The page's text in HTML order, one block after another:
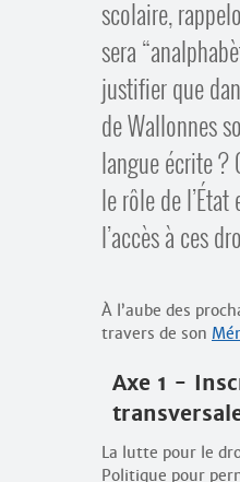
scolaire,
sera
justifier que
de Wallonnes
langue écrite ?
le rôle de
l’accès à ces
À l’aube des
travers de son
Axe 1 -
La lutte pour le
Politique pour